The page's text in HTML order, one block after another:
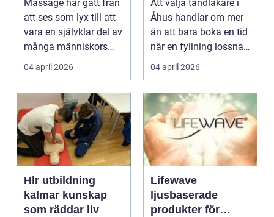
Massage har gått från
att ses som lyx till att
vara en självklar del av
många människors
friskvård. ...
04 april 2026
Att välja tandläkare i
Åhus handlar om mer
än att bara boka en tid
när en fyllning lossnar
eller en ...
04 april 2026
Hlr utbildning
kalmar kunskap
som räddar liv
Lifewave
ljusbaserade
produkter för